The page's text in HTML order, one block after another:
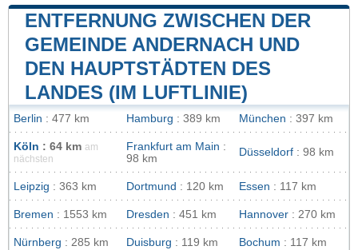
ENTFERNUNG ZWISCHEN DER
GEMEINDE ANDERNACH UND
DEN HAUPTSTÄDTEN DES
LANDES (IM LUFTLINIE)
Berlin : 477 km Hamburg : 389 km München : 397 km
Köln : 64 km am
nächsten
Frankfurt am Main :
98 km
Düsseldorf : 98 km
Leipzig : 363 km Dortmund : 120 km Essen : 117 km
Bremen : 1553 km Dresden : 451 km Hannover : 270 km
Nürnberg : 285 km Duisburg : 119 km Bochum : 117 km